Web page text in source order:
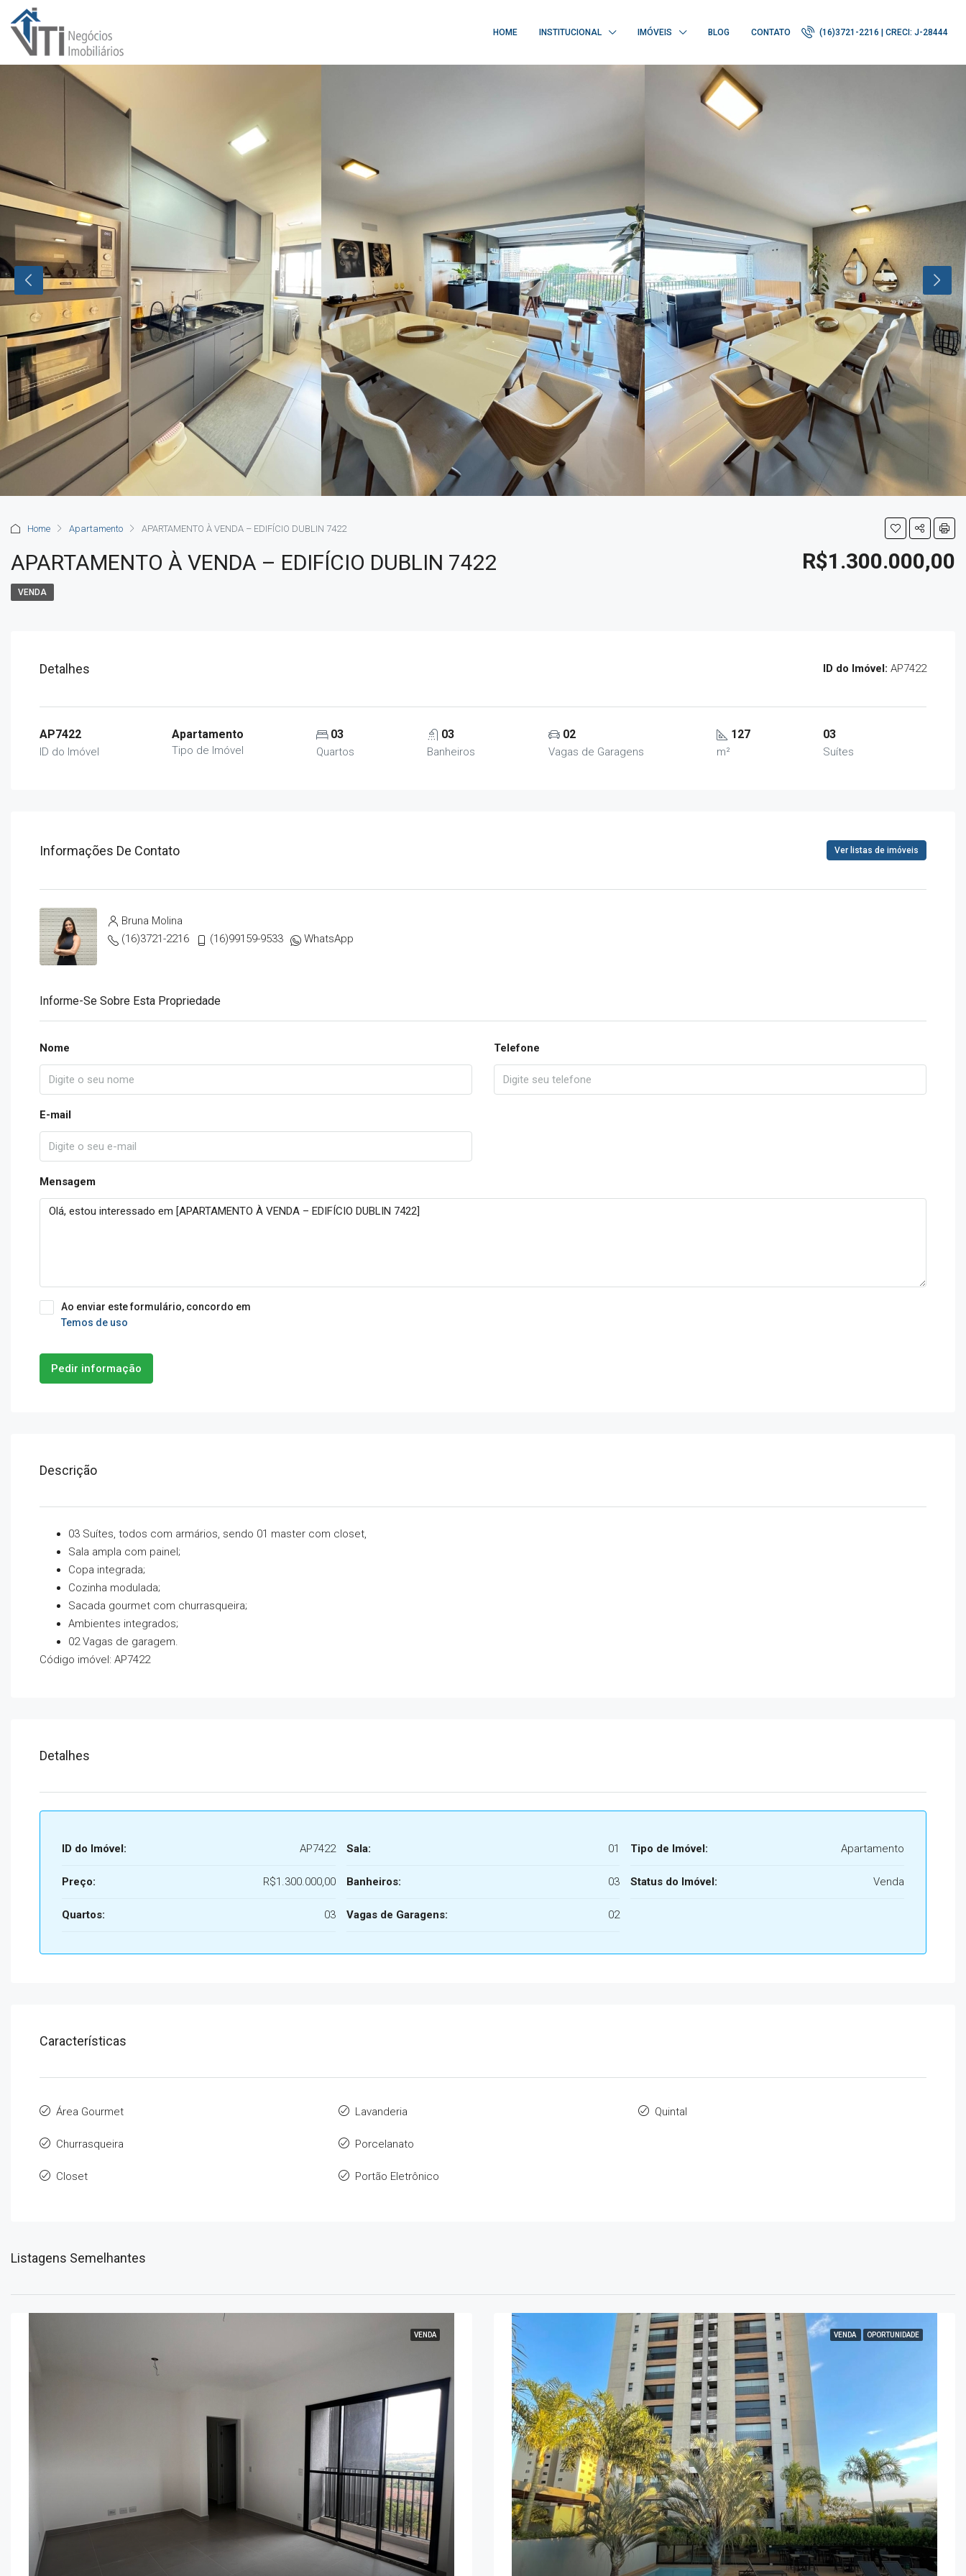
HOME INSTITUCIONAL IMÓVEIS BLOG CONTATO (16)3721-2216 | CRECI: J-28444
Home Apartamento APARTAMENTO À VENDA – EDIFÍCIO DUBLIN 7422
APARTAMENTO À VENDA – EDIFÍCIO DUBLIN 7422 R$1.300.000,00
VENDA
Detalhes ID do Imóvel: AP7422
AP7422
ID do Imóvel
Apartamento
Tipo de Imóvel
03
Quartos
03
Banheiros
02
Vagas de Garagens
127
m²
03
Suítes
Informações De Contato Ver listas de imóveis
Bruna Molina
(16)3721-2216
(16)99159-9533 WhatsApp
Informe-Se Sobre Esta Propriedade
Nome Telefone
E-mail
Mensagem
Ao enviar este formulário, concordo em
Temos de uso
Pedir informação
Descrição
03 Suítes, todos com armários, sendo 01 master com closet,
Sala ampla com painel;
Copa integrada;
Cozinha modulada;
Sacada gourmet com churrasqueira;
Ambientes integrados;
02 Vagas de garagem.
Código imóvel: AP7422
Detalhes
ID do Imóvel: AP7422
Preço: R$1.300.000,00
Quartos: 03
Sala: 01
Banheiros: 03
Vagas de Garagens: 02
Tipo de Imóvel: Apartamento
Status do Imóvel: Venda
Características
Área Gourmet
Churrasqueira
Closet
Lavanderia
Porcelanato
Portão Eletrônico
Quintal
Listagens Semelhantes
VENDA VENDA OPORTUNIDADE